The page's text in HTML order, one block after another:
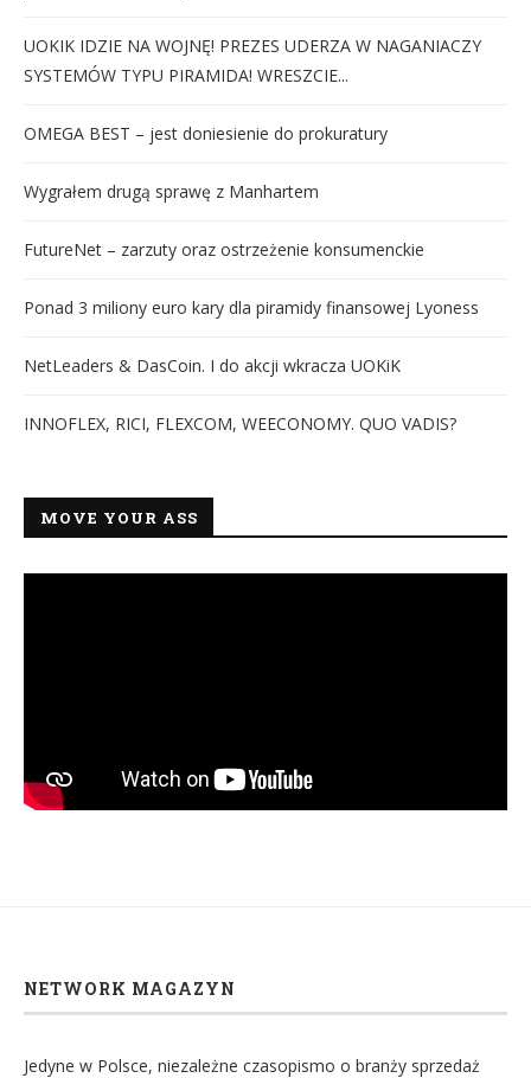
UOKIK IDZIE NA WOJNĘ! PREZES UDERZA W NAGANIACZY
SYSTEMÓW TYPU PIRAMIDA! WRESZCIE...
OMEGA BEST – jest doniesienie do prokuratury
Wygrałem drugą sprawę z Manhartem
FutureNet – zarzuty oraz ostrzeżenie konsumenckie
Ponad 3 miliony euro kary dla piramidy finansowej Lyoness
NetLeaders & DasCoin. I do akcji wkracza UOKiK
INNOFLEX, RICI, FLEXCOM, WEECONOMY. QUO VADIS?
MOVE YOUR ASS
NETWORK MAGAZYN
Jedyne w Polsce, niezależne czasopismo o branży sprzedaż